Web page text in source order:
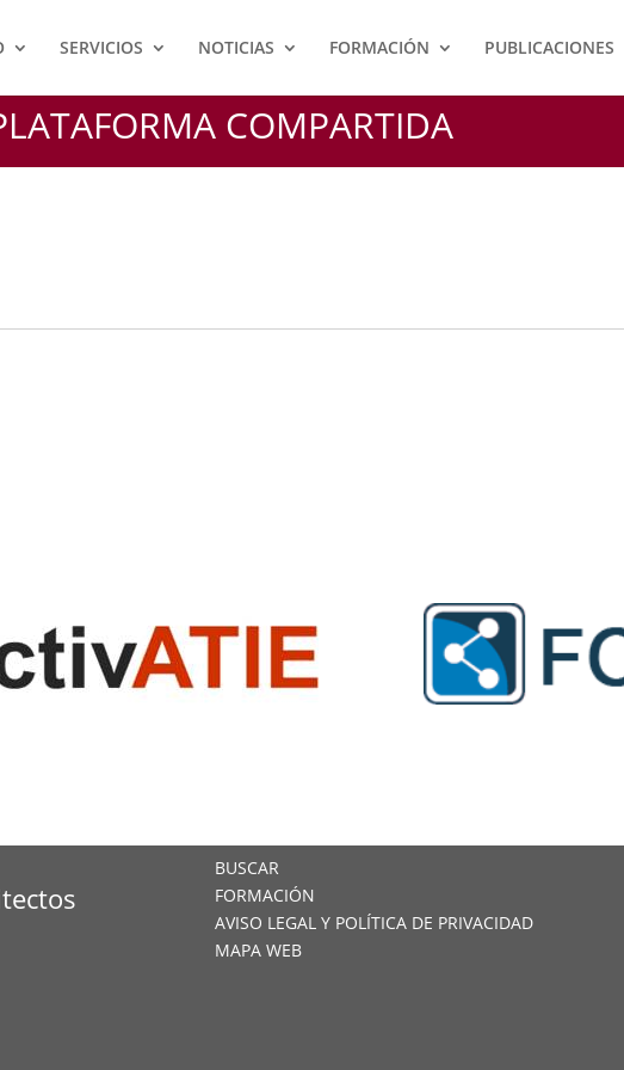
SERVICIOS NOTICIAS FORMACIÓN PUBLICACIONES
COMPARTIDA
BUSCAR
FORMACIÓN
AVISO LEGAL Y POLÍTICA DE PRIVACIDAD
MAPA WEB